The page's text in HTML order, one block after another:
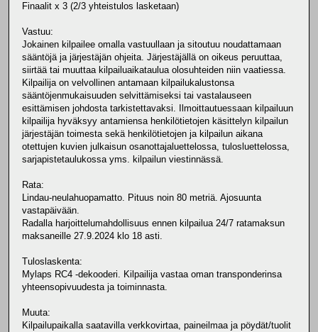
Finaalit x 3 (2/3 yhteistulos lasketaan)
Vastuu:
Jokainen kilpailee omalla vastuullaan ja sitoutuu noudattamaan
sääntöjä ja järjestäjän ohjeita. Järjestäjällä on oikeus peruuttaa,
siirtää tai muuttaa kilpailuaikataulua olosuhteiden niin vaatiessa.
Kilpailija on velvollinen antamaan kilpailukalustonsa
sääntöjenmukaisuuden selvittämiseksi tai vastalauseen
esittämisen johdosta tarkistettavaksi. Ilmoittautuessaan kilpailuun
kilpailija hyväksyy antamiensa henkilötietojen käsittelyn kilpailun
järjestäjän toimesta sekä henkilötietojen ja kilpailun aikana
otettujen kuvien julkaisun osanottajaluettelossa, tulosluettelossa,
sarjapistetaulukossa yms. kilpailun viestinnässä.
Rata:
Lindau-neulahuopamatto. Pituus noin 80 metriä. Ajosuunta
vastapäivään.
Radalla harjoittelumahdollisuus ennen kilpailua 24/7 ratamaksun
maksaneille 27.9.2024 klo 18 asti.
Tuloslaskenta:
Mylaps RC4 -dekooderi. Kilpailija vastaa oman transponderinsa
yhteensopivuudesta ja toiminnasta.
Muuta:
Kilpailupaikalla saatavilla verkkovirtaa, paineilmaa ja pöydät/tuolit